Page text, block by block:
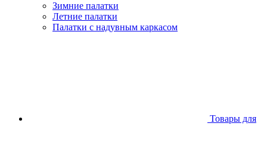
Зимние палатки
Летние палатки
Палатки с надувным каркасом
Товары для